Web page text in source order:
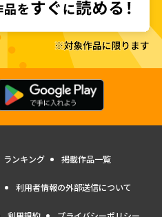
ランキング 掲載作品一覧
利用者情報の外部送信について